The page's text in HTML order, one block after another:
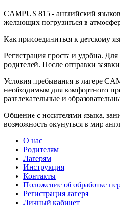
CAMPUS 815 - английский
желающих погрузиться в
Как присоединиться к детскому
Регистрация проста и удобна.
родителей. После отправки
Условия пребывания в лагере
необходимым для комфортного
развлекательные и
Общение с носителями языка,
возможность окунуться в мир
О нас
Родителям
Лагерям
Инструкция
Контакты
Положение об обработке
Регистрация лагеря
Личный кабинет